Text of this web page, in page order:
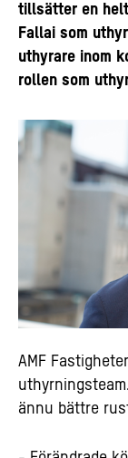
tillsätter en
Fallai som
uthyrare inom
rollen som
AMF
ännu bättre